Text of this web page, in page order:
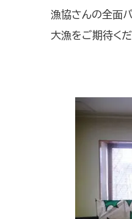
漁協さんの全面
大漁をご期待く